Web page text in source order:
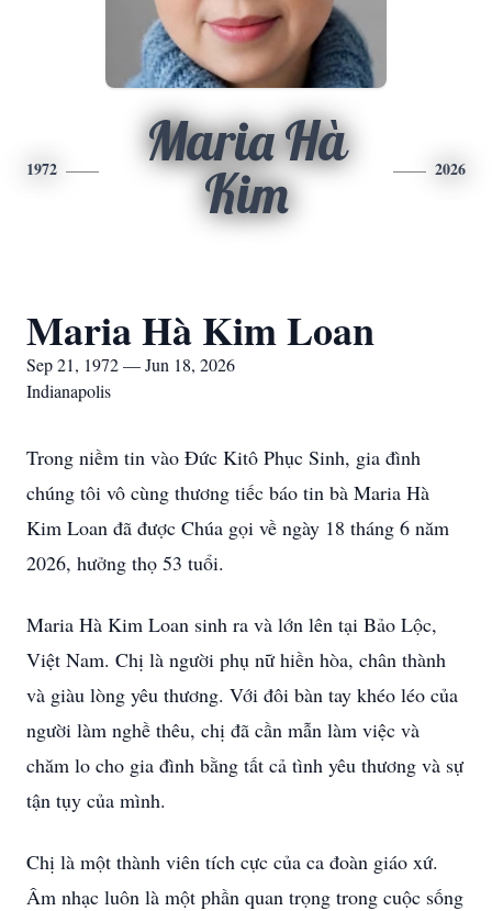
1972
Maria Hà
Kim
2026
Maria Hà Kim Loan
Sep 21, 1972 — Jun 18, 2026
Indianapolis
Trong niềm tin vào Đức Kitô Phục Sinh, gia đình
chúng tôi vô cùng thương tiếc báo tin bà Maria Hà
Kim Loan đã được Chúa gọi về ngày 18 tháng 6 năm
2026, hưởng thọ 53 tuổi.
Maria Hà Kim Loan sinh ra và lớn lên tại Bảo Lộc,
Việt Nam. Chị là người phụ nữ hiền hòa, chân thành
và giàu lòng yêu thương. Với đôi bàn tay khéo léo của
người làm nghề thêu, chị đã cần mẫn làm việc và
chăm lo cho gia đình bằng tất cả tình yêu thương và sự
tận tụy của mình.
Chị là một thành viên tích cực của ca đoàn giáo xứ.
Âm nhạc luôn là một phần quan trọng trong cuộc sống